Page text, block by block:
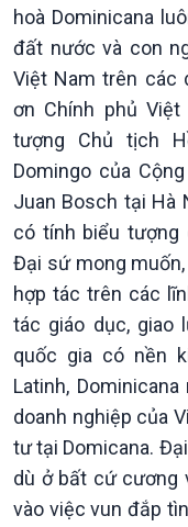
Chát với người nổi
Câu chuyện Thể thao
hoà Dominicana
đất nước và con
Việt Nam trên các
ơn Chính phủ
tượng Chủ tịch
Domingo của
Juan Bosch tại Hà
có tính biểu tượng
Đại sứ mong
hợp tác trên các
tác giáo dục, giao
quốc gia có nền
Latinh,
doanh nghiệp của
tư tại Domicana.
dù ở bất cứ cương
vào việc vun đắp